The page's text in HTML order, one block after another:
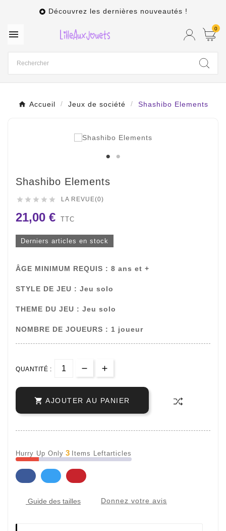
 Découvrez les dernières nouveautés !
 0
Accueil Jeux de société Shashibo Elements
Shashibo Elements
     LA REVUE(0)
21,00 € TTC
Derniers articles en stock
ÂGE MINIMUM REQUIS : 8 ans et +
STYLE DE JEU : Jeu solo
THEME DU JEU : Jeu solo
NOMBRE DE JOUEURS : 1 joueur
QUANTITÉ :
 AJOUTER AU PANIER
Hurry Up Only 3 Items Leftarticles
Guide des tailles Donnez votre avis